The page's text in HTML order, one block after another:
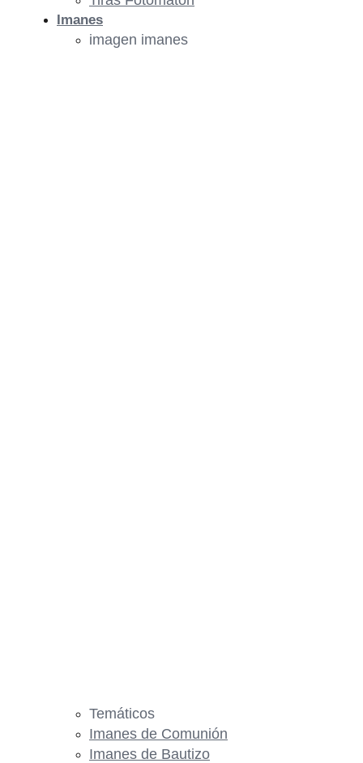
Imanes
imagen imanes
Temáticos
Imanes de Comunión
Imanes de Bautizo